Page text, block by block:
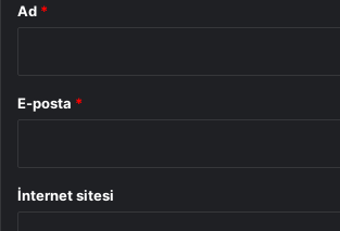
Ad *
E-posta *
İnternet sitesi